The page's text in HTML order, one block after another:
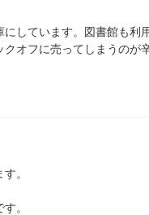
しています。図書館も利
オフに売ってしまうのが
。
。